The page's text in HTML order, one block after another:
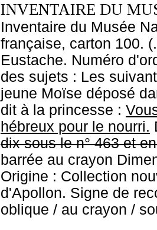
INVENTAIRE DU
Inventaire du Musée
française, carton 100.
Eustache. Numéro
des sujets : Les
jeune Moïse déposé
dit à la princesse :
hébreux pour le nourri.
dix sous le n° 463 et
barrée au crayon
Origine : Collection
d'Apollon. Signe de
oblique / au crayon /